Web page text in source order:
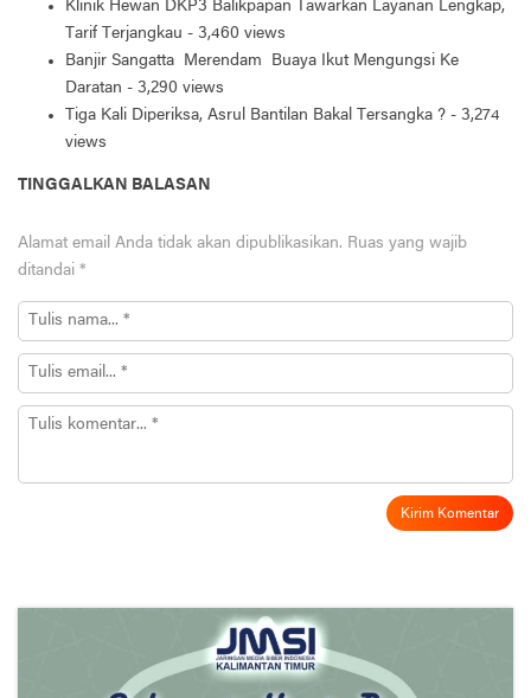
Klinik Hewan DKP3 Balikpapan Tawarkan Layanan Lengkap,
Tarif Terjangkau - 3,460 views
Banjir Sangatta Merendam Buaya Ikut Mengungsi Ke
Daratan - 3,290 views
Tiga Kali Diperiksa, Asrul Bantilan Bakal Tersangka ? - 3,274
views
TINGGALKAN BALASAN
Alamat email Anda tidak akan dipublikasikan. Ruas yang wajib
ditandai *